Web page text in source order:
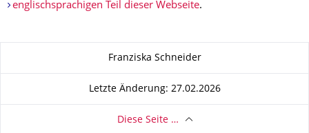
englischsprachigen Teil dieser Webseite.
Franziska Schneider
Letzte Änderung: 27.02.2026
Diese Seite …